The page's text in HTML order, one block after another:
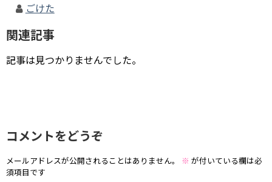
ごけた
関連記事
記事は見つかりませんでした。
コメントをどうぞ
メールアドレスが公開されることはありません。 ※ が付いている欄は必
須項目です